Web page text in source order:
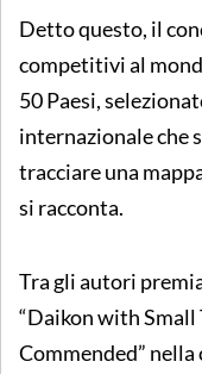
Detto questo, il
competitivi al
50 Paesi,
internazionale che
tracciare una
si racconta.
Tra gli autori
“Daikon with Small
Commended”